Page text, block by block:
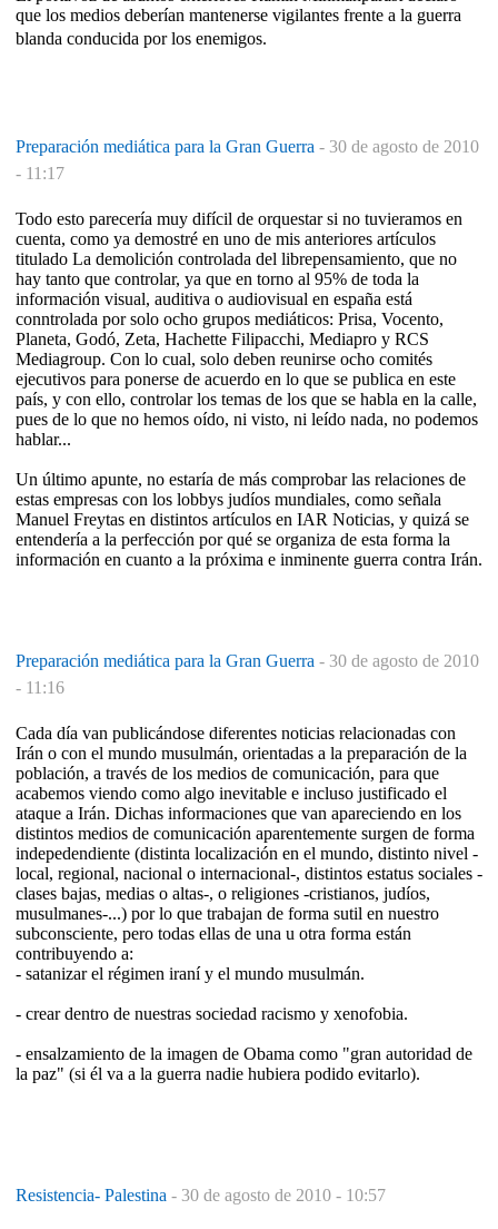
que los medios deberían mantenerse vigilantes frente a la guerra
blanda conducida por los enemigos.
Preparación mediática para la Gran Guerra - 30 de agosto de 2010
- 11:17
Todo esto parecería muy difícil de orquestar si no tuvieramos en
cuenta, como ya demostré en uno de mis anteriores artículos
titulado La demolición controlada del librepensamiento, que no
hay tanto que controlar, ya que en torno al 95% de toda la
información visual, auditiva o audiovisual en españa está
conntrolada por solo ocho grupos mediáticos: Prisa, Vocento,
Planeta, Godó, Zeta, Hachette Filipacchi, Mediapro y RCS
Mediagroup. Con lo cual, solo deben reunirse ocho comités
ejecutivos para ponerse de acuerdo en lo que se publica en este
país, y con ello, controlar los temas de los que se habla en la calle,
pues de lo que no hemos oído, ni visto, ni leído nada, no podemos
hablar...
Un último apunte, no estaría de más comprobar las relaciones de
estas empresas con los lobbys judíos mundiales, como señala
Manuel Freytas en distintos artículos en IAR Noticias, y quizá se
entendería a la perfección por qué se organiza de esta forma la
información en cuanto a la próxima e inminente guerra contra Irán.
Preparación mediática para la Gran Guerra - 30 de agosto de 2010
- 11:16
Cada día van publicándose diferentes noticias relacionadas con
Irán o con el mundo musulmán, orientadas a la preparación de la
población, a través de los medios de comunicación, para que
acabemos viendo como algo inevitable e incluso justificado el
ataque a Irán. Dichas informaciones que van apareciendo en los
distintos medios de comunicación aparentemente surgen de forma
indepedendiente (distinta localización en el mundo, distinto nivel -
local, regional, nacional o internacional-, distintos estatus sociales -
clases bajas, medias o altas-, o religiones -cristianos, judíos,
musulmanes-...) por lo que trabajan de forma sutil en nuestro
subconsciente, pero todas ellas de una u otra forma están
contribuyendo a:
- satanizar el régimen iraní y el mundo musulmán.
- crear dentro de nuestras sociedad racismo y xenofobia.
- ensalzamiento de la imagen de Obama como "gran autoridad de
la paz" (si él va a la guerra nadie hubiera podido evitarlo).
Resistencia- Palestina - 30 de agosto de 2010 - 10:57